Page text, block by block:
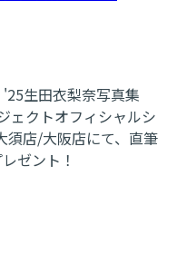
生田衣梨奈写真集
ェクトオフィシャルシ
須店/大阪店にて、直筆
ゼント！